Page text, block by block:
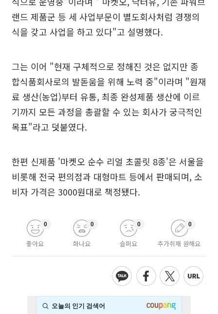
랜드 제품군 등 세 사업부문이 별도회사처럼 경쟁의
식을 갖고 사업을 하고 있다"고 설명했다.
그는 이어 "현재 구체적으로 정해진 것은 없지만 종
합식품회사로의 발돋움을 위해 노력 중"이라며 "원재
료 생산(농업)부터 유통, 최종 완성제품 생산에 이르
기까지 모든 과정을 총괄할 수 있는 회사가 궁극적인
목표"라고 덧붙였다.
한편 신제품 '마켓오 순수 리얼 초콜릿 8종'은 서울을
비롯해 전국 편의점과 대형마트 등에서 판매되며, 소
비자 가격은 3000원대로 책정됐다.
좋아요
0
화나요
0
슬퍼요
0
추가취재 원해요
0